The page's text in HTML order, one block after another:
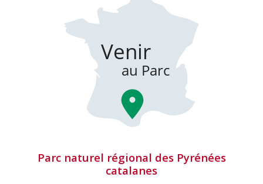
Parc naturel régional des Pyrénées
catalanes